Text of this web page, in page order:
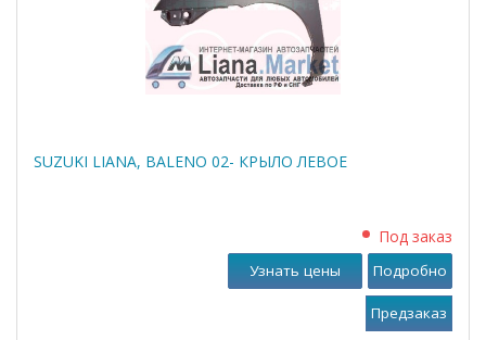
SUZUKI LIANA, BALENO 02- КРЫЛО ЛЕВОЕ
Под заказ
Узнать цены Подробно